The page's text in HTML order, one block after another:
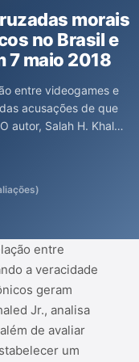
morais
no Brasil e
7 maio 2018
entre videogames e
acusações de que
autor, Salah H. Khaled
um vínculo causal
como a indústria
entre
a veracidade
geram
Jr., analisa
de avaliar
um